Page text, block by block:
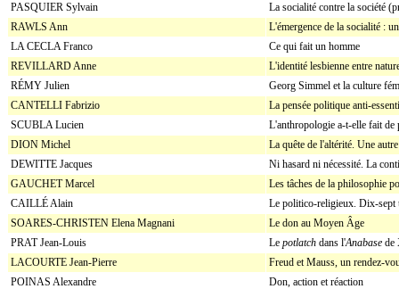
PASQUIER Sylvain
La socialité contre la société
RAWLS Ann
L'émergence de la socialité :
LA CECLA Franco
Ce qui fait un homme
REVILLARD Anne
L'identité lesbienne entre
RÉMY Julien
Georg Simmel et la culture
CANTELLI Fabrizio
La pensée politique anti-
SCUBLA Lucien
L'anthropologie a-t-elle fait
DION Michel
La quête de l'altérité. Une
DEWITTE Jacques
Ni hasard ni nécessité. La
GAUCHET Marcel
Les tâches de la philosophie
CAILLÉ Alain
Le politico-religieux. Dix-sept
SOARES-CHRISTEN Elena Magnani
Le don au Moyen Âge
PRAT Jean-Louis
Le potlatch dans l'Anabase de
LACOURTE Jean-Pierre
Freud et Mauss, un rendez-
POINAS Alexandre
Don, action et réaction